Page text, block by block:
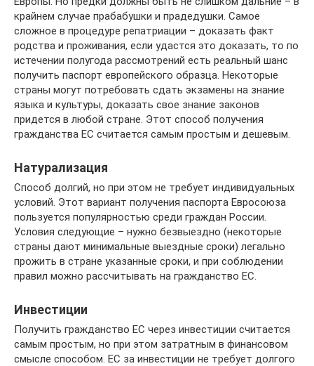
крайнем случае прабабушки и прадедушки. Самое
сложное в процедуре репатриации – доказать факт
родства и проживания, если удастся это доказать, то по
истечении полугода рассмотрений есть реальный шанс
получить паспорт европейского образца. Некоторые
страны могут потребовать сдать экзамены на знание
языка и культуры, доказать свое знание законов
придется в любой стране. Этот способ получения
гражданства ЕС считается самым простым и дешевым.
Натурализация
Способ долгий, но при этом не требует индивидуальных
условий. Этот вариант получения паспорта Евросоюза
пользуется популярностью среди граждан России.
Условия следующие – нужно безвыездно (некоторые
страны дают минимальные выездные сроки) легально
прожить в стране указанные сроки, и при соблюдении
правил можно рассчитывать на гражданство ЕС.
Инвестиции
Получить гражданство ЕС через инвестиции считается
самым простым, но при этом затратным в финансовом
смысле способом. ЕС за инвестиции не требует долгого